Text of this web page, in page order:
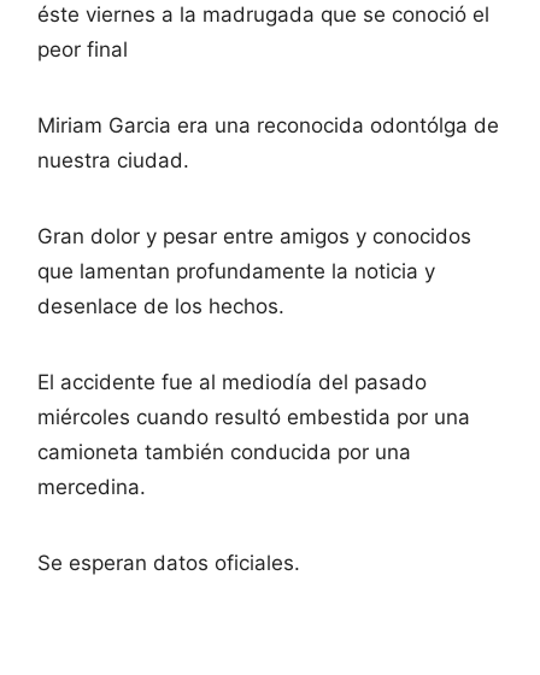
éste viernes a la madrugada que se conoció el
peor final
Miriam Garcia era una reconocida odontólga de
nuestra ciudad.
Gran dolor y pesar entre amigos y conocidos
que lamentan profundamente la noticia y
desenlace de los hechos.
El accidente fue al mediodía del pasado
miércoles cuando resultó embestida por una
camioneta también conducida por una
mercedina.
Se esperan datos oficiales.